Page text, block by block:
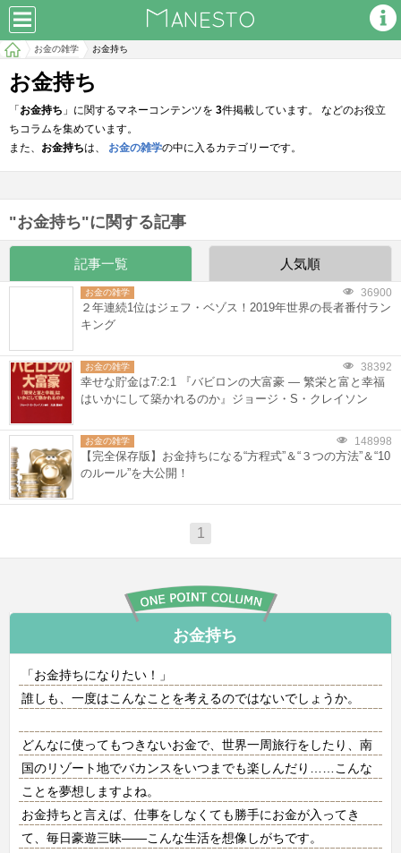
お金の雑学 お金持ち
お金持ち
「 お金持ち 」に関するマネーコンテンツを 3件掲載しています。 などのお役立
ちコラムを集めています。
また、 お金持ちは、 お金の雑学の中に入るカテゴリーです。
"お金持ち"に関する記事
記事一覧 人気順
お金の雑学 36900
２年連続1位はジェフ・ベゾス！2019年世界の長者番付ラン
キング
お金の雑学 38392
幸せな貯金は7:2:1 『バビロンの大富豪 ― 繁栄と富と幸福
はいかにして築かれるのか』ジョージ・S・クレイソン
お金の雑学 148998
【完全保存版】お金持ちになる“方程式”＆“３つの方法”＆“10
のルール”を大公開！
1
お金持ち
「お金持ちになりたい！」
誰しも、一度はこんなことを考えるのではないでしょうか。
どんなに使ってもつきないお金で、世界一周旅行をしたり、南
国のリゾート地でバカンスをいつまでも楽しんだり……こんな
ことを夢想しますよね。
お金持ちと言えば、仕事をしなくても勝手にお金が入ってき
て、毎日豪遊三昧——こんな生活を想像しがちです。